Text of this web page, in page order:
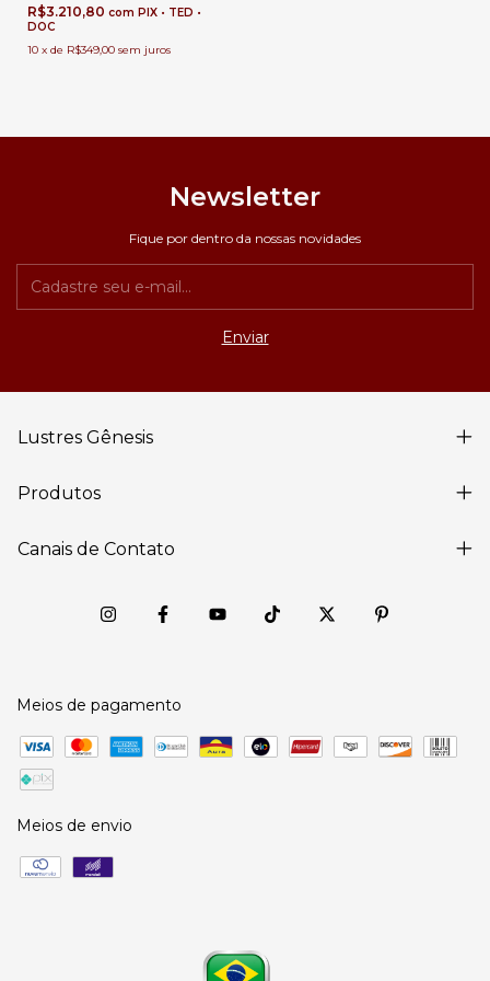
R$3.210,80 com PIX • TED •
DOC
10 x de R$349,00 sem juros
Newsletter
Fique por dentro da nossas novidades
Lustres Gênesis
Produtos
Canais de Contato
Meios de pagamento
Meios de envio